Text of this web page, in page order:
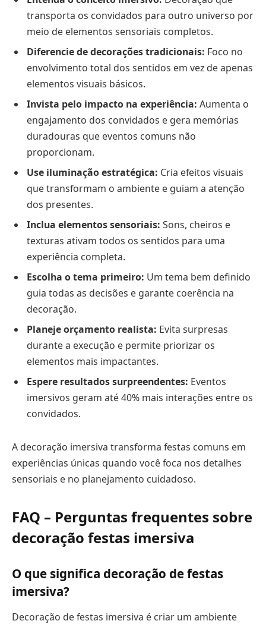
transporta os convidados para outro universo por
meio de elementos sensoriais completos.
Diferencie de decorações tradicionais: Foco no
envolvimento total dos sentidos em vez de apenas
elementos visuais básicos.
Invista pelo impacto na experiência: Aumenta o
engajamento dos convidados e gera memórias
duradouras que eventos comuns não
proporcionam.
Use iluminação estratégica: Cria efeitos visuais
que transformam o ambiente e guiam a atenção
dos presentes.
Inclua elementos sensoriais: Sons, cheiros e
texturas ativam todos os sentidos para uma
experiência completa.
Escolha o tema primeiro: Um tema bem definido
guia todas as decisões e garante coerência na
decoração.
Planeje orçamento realista: Evita surpresas
durante a execução e permite priorizar os
elementos mais impactantes.
Espere resultados surpreendentes: Eventos
imersivos geram até 40% mais interações entre os
convidados.
A decoração imersiva transforma festas comuns em
experiências únicas quando você foca nos detalhes
sensoriais e no planejamento cuidadoso.
FAQ – Perguntas frequentes sobre
decoração festas imersiva
O que significa decoração de festas
imersiva?
Decoração de festas imersiva é criar um ambiente